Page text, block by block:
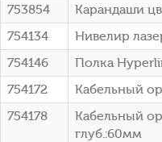
753854
Карандаши
754134
Нивелир
754146
Полка
754172
Кабельный
754178
Кабельный
глуб.:60мм